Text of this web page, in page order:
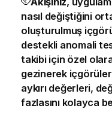
nasıl değiştiğini
oluşturulmuş
destekli anomali
takibi için özel
gezinerek
aykırı değerleri,
fazlasını kolayca